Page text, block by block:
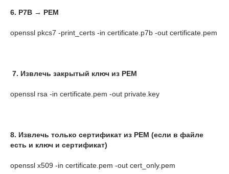
6. P7B → PEM
openssl pkcs7 -print_certs -in certificate.p7b -out certificate.pem
7. Извлечь закрытый ключ из PEM
openssl rsa -in certificate.pem -out private.key
8. Извлечь только сертификат из PEM (если в файле
есть и ключ и сертификат)
openssl x509 -in certificate.pem -out cert_only.pem